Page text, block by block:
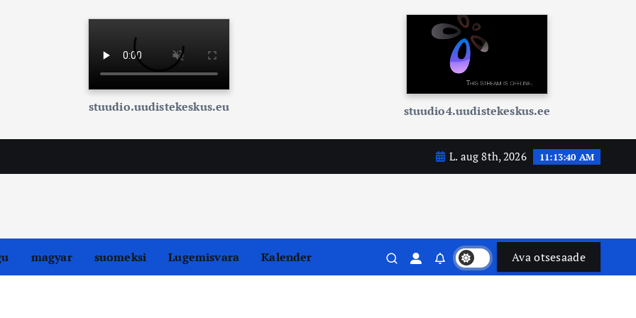
stuudio.uudistekeskus.eu stuudio4.uudistekeskus.ee
L. aug 8th, 2026 11:13:41 AM
magyar suomeksi Lugemisvara Kalender Ava otsesaade